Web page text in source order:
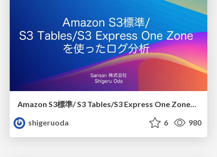
Amazon S3標準/ S3 Tables/S3 Express One Zoneを使ったログ分析
shigeruoda
6 980